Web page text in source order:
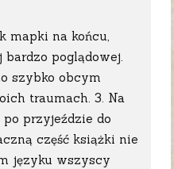
mapki na końcu,
poglądowej.
szybko obcym
traumach. 3. Na
przyjeździe do
część książki nie
języku wszyscy